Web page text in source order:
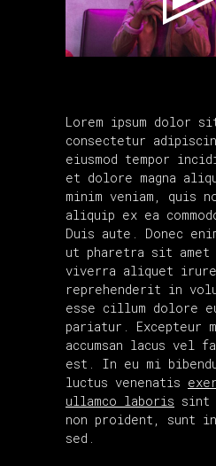
Lorem ipsum dolor
consectetur
eiusmod tempor
et dolore magna
minim veniam, quis
aliquip ex ea
Duis aute. Donec
ut pharetra sit amet
viverra aliquet
reprehenderit in
esse cillum dolore
pariatur. Excepteur
accumsan lacus vel
est. In eu mi
luctus venenatis
ullamco laboris sint
non proident, sunt
sed.